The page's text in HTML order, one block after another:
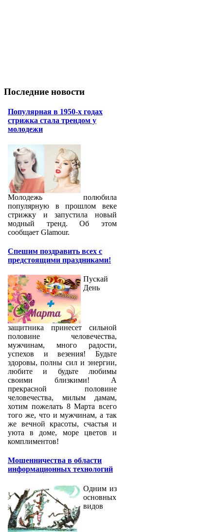
Последние новости
Популярная в 1950-х годах
стрижка стала трендом у
молодежи
Молодежь полюбила
популярную в прошлом веке
стрижку и запустила новый
модный тренд. Об этом
сообщает Glamour.
Спешим поздравить всех с
предстоящими праздниками!
Пускай
День
защитника принесет сильной
половине человечества,
мужчинам, много радости,
успехов и везения! Будьте
здоровы, полны сил и энергии,
любите и будьте любимы
своими близкими! А
прекрасной половине
человечества, милым дамам,
хотим пожелать 8 Марта всего
того же, что и мужчинам, а так
же вечной красоты, счастья и
уюта в доме, море цветов и
комплиментов!
Мошенничества в области
информационных технологий
Одним из
основных
видов